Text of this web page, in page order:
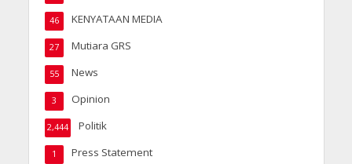
KENYATAAN MEDIA
46
Mutiara GRS
27
News
55
Opinion
3
Politik
2,444
Press Statement
1